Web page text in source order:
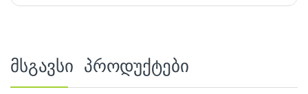
მსგავსი პროდუქტები